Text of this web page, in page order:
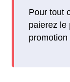
Pour tout
paierez le